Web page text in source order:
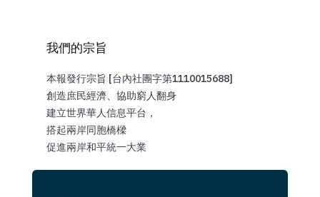
我們的宗旨
本報發行宗旨 [台內社團字第1110015688]
創造庶民經濟、協助窮人翻身
建立世界華人信息平台，
搭起兩岸同胞橋樑
促進兩岸和平統一大業